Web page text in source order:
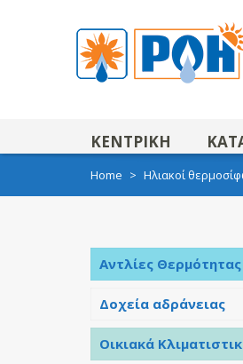
ΚΕΝΤΡΙΚΗ
Home > Ηλιακοί
Αντλίες Θερμότητας
Δοχεία αδράνειας
Οικιακά